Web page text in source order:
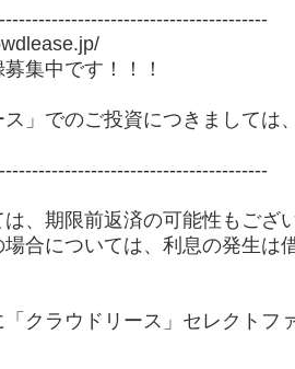
集中です！！！
ス」でのご投資につきましては
、期限前返済の可能性もござ
合については、利息の発生は
クラウドリース」セレクトフ